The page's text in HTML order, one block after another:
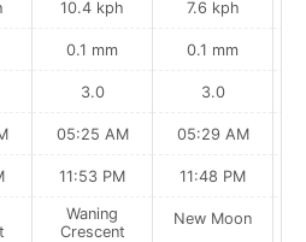
10.4 kph
0.1 mm
3.0
05:25 AM
11:53 PM
Waning
Crescent
7.6 kph
0.1 mm
3.0
05:29 AM
11:48 PM
New Moon